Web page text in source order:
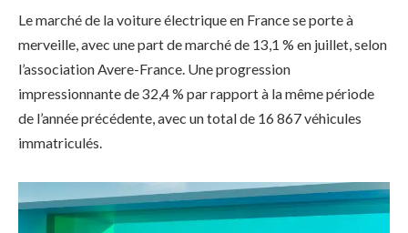
Le marché de la voiture électrique en France se porte à
merveille, avec une part de marché de 13,1 % en juillet, selon
l’association Avere-France. Une progression
impressionnante de 32,4 % par rapport à la même période
de l’année précédente, avec un total de 16 867 véhicules
immatriculés.